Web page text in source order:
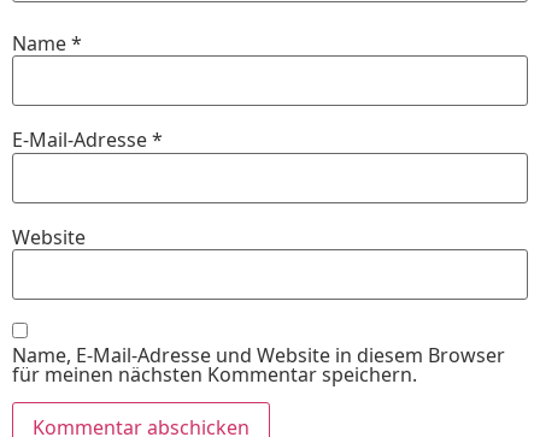
Name*
E-Mail-Adresse*
Website
Name, E-Mail-Adresse und Website in diesem Browser
für meinen nächsten Kommentar speichern.